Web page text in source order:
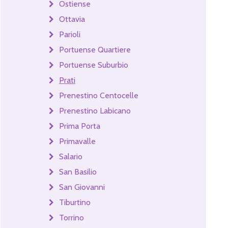
Ostiense
Ottavia
Parioli
Portuense Quartiere
Portuense Suburbio
Prati
Prenestino Centocelle
Prenestino Labicano
Prima Porta
Primavalle
Salario
San Basilio
San Giovanni
Tiburtino
Torrino